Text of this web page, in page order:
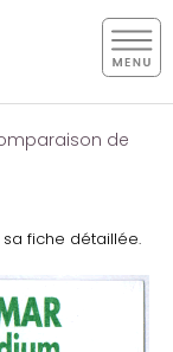
de
fiche détaillée.